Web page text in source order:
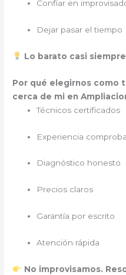
Confiar en
Dejar pasar el tiempo
Lo barato casi
Por qué elegirnos como
cerca de mi en
Técnicos certificados
Experiencia
Diagnóstico honesto
Precios claros
Garantía por escrito
Atención rápida
No improvisamos.